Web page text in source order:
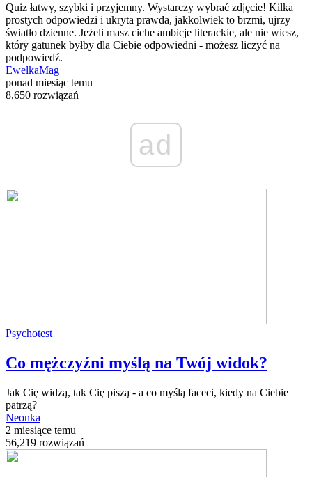
Quiz łatwy, szybki i przyjemny. Wystarczy wybrać zdjęcie! Kilka
prostych odpowiedzi i ukryta prawda, jakkolwiek to brzmi, ujrzy
światło dzienne. Jeżeli masz ciche ambicje literackie, ale nie wiesz,
który gatunek byłby dla Ciebie odpowiedni - możesz liczyć na
podpowiedź.
EwelkaMag
ponad miesiąc temu
8,650 rozwiązań
ad
Psychotest
Co mężczyźni myślą na Twój widok?
Jak Cię widzą, tak Cię piszą - a co myślą faceci, kiedy na Ciebie
patrzą?
Neonka
2 miesiące temu
56,219 rozwiązań